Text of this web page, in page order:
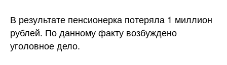
В результате пенсионерка потеряла 1 миллион
рублей. По данному факту возбуждено
уголовное дело.